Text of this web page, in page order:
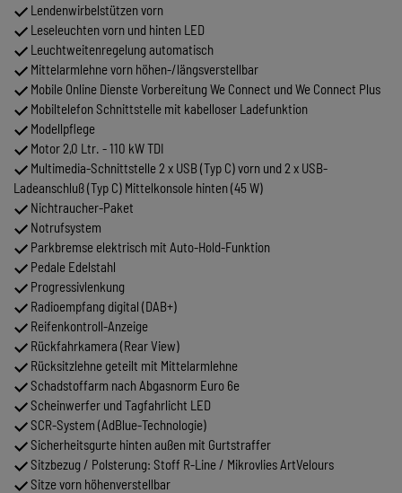
Lendenwirbelstützen vorn
Leseleuchten vorn und hinten LED
Leuchtweitenregelung automatisch
Mittelarmlehne vorn höhen-/längsverstellbar
Mobile Online Dienste Vorbereitung We Connect und We Connect Plus
Mobiltelefon Schnittstelle mit kabelloser Ladefunktion
Modellpflege
Motor 2,0 Ltr. - 110 kW TDI
Multimedia-Schnittstelle 2 x USB (Typ C) vorn und 2 x USB-
Ladeanschluß (Typ C) Mittelkonsole hinten (45 W)
Nichtraucher-Paket
Notrufsystem
Parkbremse elektrisch mit Auto-Hold-Funktion
Pedale Edelstahl
Progressivlenkung
Radioempfang digital (DAB+)
Reifenkontroll-Anzeige
Rückfahrkamera (Rear View)
Rücksitzlehne geteilt mit Mittelarmlehne
Schadstoffarm nach Abgasnorm Euro 6e
Scheinwerfer und Tagfahrlicht LED
SCR-System (AdBlue-Technologie)
Sicherheitsgurte hinten außen mit Gurtstraffer
Sitzbezug / Polsterung: Stoff R-Line / Mikrovlies ArtVelours
Sitze vorn höhenverstellbar